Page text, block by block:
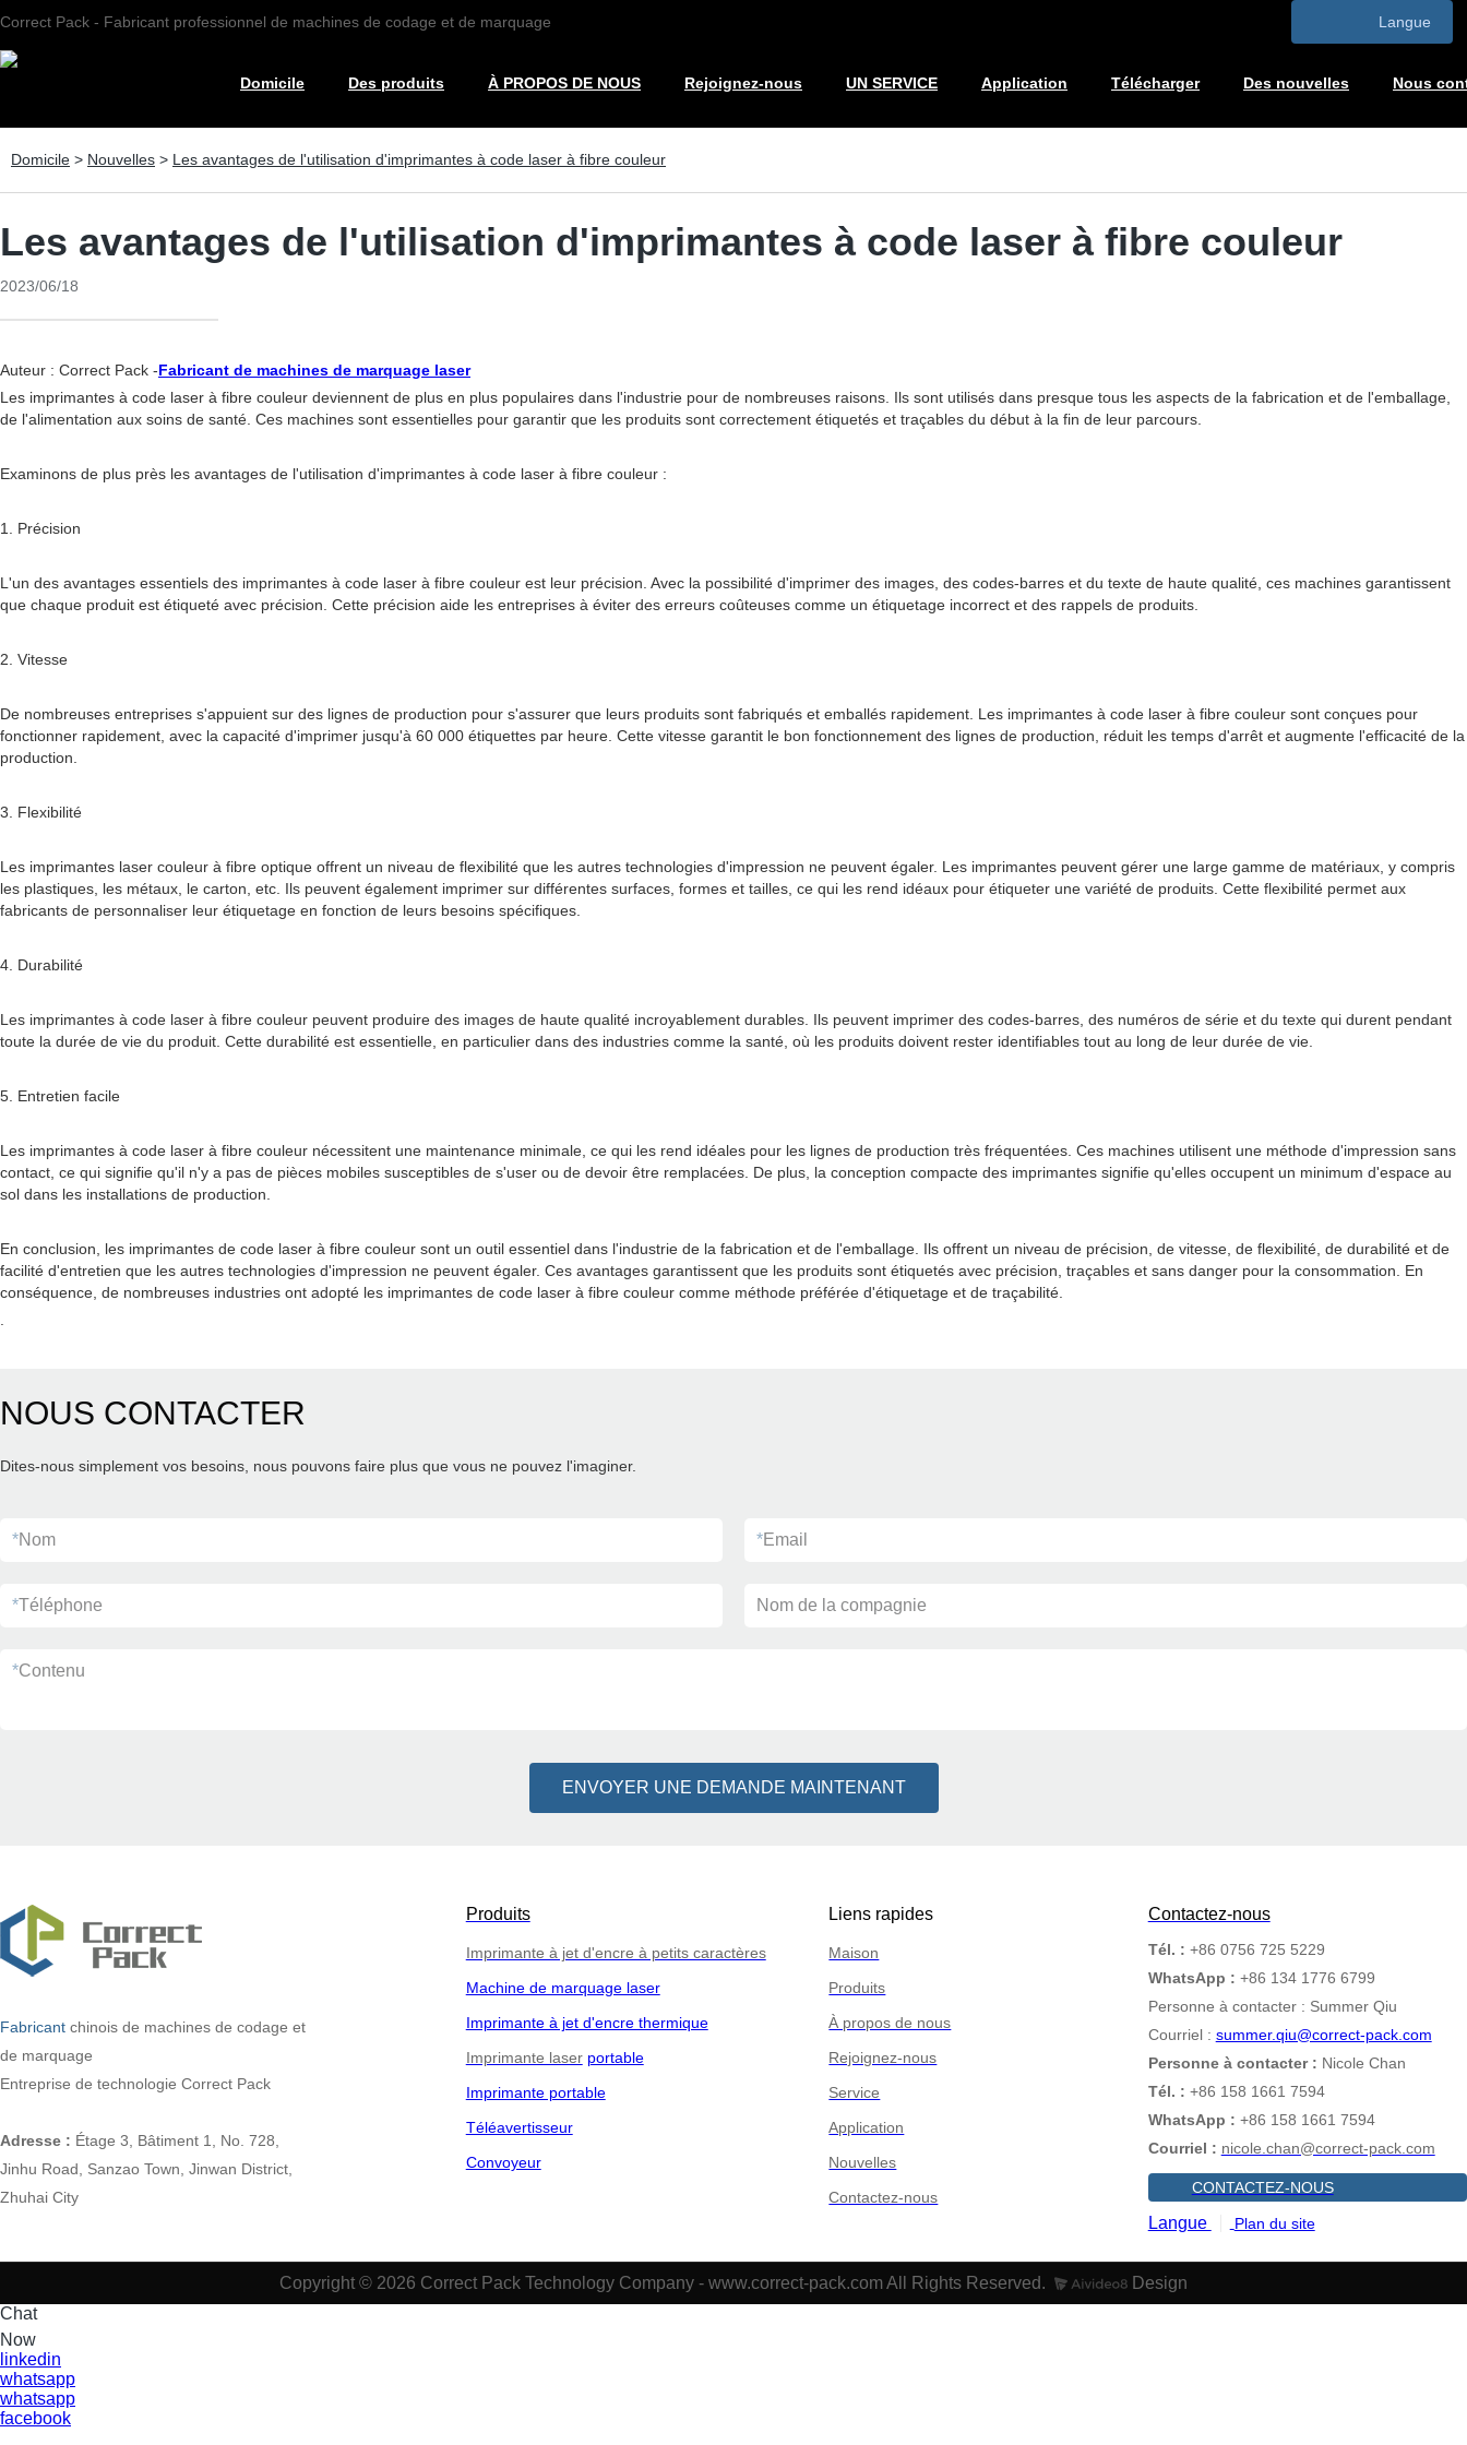
Correct Pack - Fabricant professionnel de machines de codage et de marquage Langue
Domicile Des produits À PROPOS DE NOUS Rejoignez-nous UN SERVICE Application Télécharger Des nouvelles Nous
Domicile > Nouvelles > Les avantages de l'utilisation d'imprimantes à code laser à fibre couleur
Les avantages de l'utilisation d'imprimantes à code laser à fibre couleur
2023/06/18
Auteur : Correct Pack -Fabricant de machines de marquage laser
Les imprimantes à code laser à fibre couleur deviennent de plus en plus populaires dans l'industrie pour de nombreuses raisons. Ils sont utilisés dans presque tous les aspects de la fabrication et de l'emballage,
de l'alimentation aux soins de santé. Ces machines sont essentielles pour garantir que les produits sont correctement étiquetés et traçables du début à la fin de leur parcours.
Examinons de plus près les avantages de l'utilisation d'imprimantes à code laser à fibre couleur :
1. Précision
L'un des avantages essentiels des imprimantes à code laser à fibre couleur est leur précision. Avec la possibilité d'imprimer des images, des codes-barres et du texte de haute qualité, ces machines garantissent
que chaque produit est étiqueté avec précision. Cette précision aide les entreprises à éviter des erreurs coûteuses comme un étiquetage incorrect et des rappels de produits.
2. Vitesse
De nombreuses entreprises s'appuient sur des lignes de production pour s'assurer que leurs produits sont fabriqués et emballés rapidement. Les imprimantes à code laser à fibre couleur sont conçues pour
fonctionner rapidement, avec la capacité d'imprimer jusqu'à 60 000 étiquettes par heure. Cette vitesse garantit le bon fonctionnement des lignes de production, réduit les temps d'arrêt et augmente l'efficacité de la
production.
3. Flexibilité
Les imprimantes laser couleur à fibre optique offrent un niveau de flexibilité que les autres technologies d'impression ne peuvent égaler. Les imprimantes peuvent gérer une large gamme de matériaux, y compris
les plastiques, les métaux, le carton, etc. Ils peuvent également imprimer sur différentes surfaces, formes et tailles, ce qui les rend idéaux pour étiqueter une variété de produits. Cette flexibilité permet aux
fabricants de personnaliser leur étiquetage en fonction de leurs besoins spécifiques.
4. Durabilité
Les imprimantes à code laser à fibre couleur peuvent produire des images de haute qualité incroyablement durables. Ils peuvent imprimer des codes-barres, des numéros de série et du texte qui durent pendant
toute la durée de vie du produit. Cette durabilité est essentielle, en particulier dans des industries comme la santé, où les produits doivent rester identifiables tout au long de leur durée de vie.
5. Entretien facile
Les imprimantes à code laser à fibre couleur nécessitent une maintenance minimale, ce qui les rend idéales pour les lignes de production très fréquentées. Ces machines utilisent une méthode d'impression sans
contact, ce qui signifie qu'il n'y a pas de pièces mobiles susceptibles de s'user ou de devoir être remplacées. De plus, la conception compacte des imprimantes signifie qu'elles occupent un minimum d'espace au
sol dans les installations de production.
En conclusion, les imprimantes de code laser à fibre couleur sont un outil essentiel dans l'industrie de la fabrication et de l'emballage. Ils offrent un niveau de précision, de vitesse, de flexibilité, de durabilité et de
facilité d'entretien que les autres technologies d'impression ne peuvent égaler. Ces avantages garantissent que les produits sont étiquetés avec précision, traçables et sans danger pour la consommation. En
conséquence, de nombreuses industries ont adopté les imprimantes de code laser à fibre couleur comme méthode préférée d'étiquetage et de traçabilité.
NOUS CONTACTER
Dites-nous simplement vos besoins, nous pouvons faire plus que vous ne pouvez l'imaginer.
*Nom *Email
*Téléphone Nom de la compagnie
*Contenu
ENVOYER UNE DEMANDE MAINTENANT
Fabricant chinois de machines de codage et
de marquage
Entreprise de technologie Correct Pack
Adresse : Étage 3, Bâtiment 1, No. 728,
Jinhu Road, Sanzao Town, Jinwan District,
Zhuhai City
Produits
Imprimante à jet d'encre à petits caractères
Machine de marquage laser
Imprimante à jet d'encre thermique
Imprimante laser portable
Imprimante portable
Téléavertisseur
Convoyeur
Liens rapides
Maison
Produits
À propos de nous
Rejoignez-nous
Service
Application
Nouvelles
Contactez-nous
Contactez-nous
Tél. : +86 0756 725 5229
WhatsApp : +86 134 1776 6799
Personne à contacter : Summer Qiu
Courriel : summer.qiu@correct-pack.com
Personne à contacter : Nicole Chan
Tél. : +86 158 1661 7594
WhatsApp : +86 158 1661 7594
Courriel : nicole.chan@correct-pack.com
CONTACTEZ-NOUS
Langue Plan du site
Copyright © 2026 Correct Pack Technology Company - www.correct-pack.com All Rights Reserved.
Design
Chat
Now
linkedin
whatsapp
whatsapp
facebook